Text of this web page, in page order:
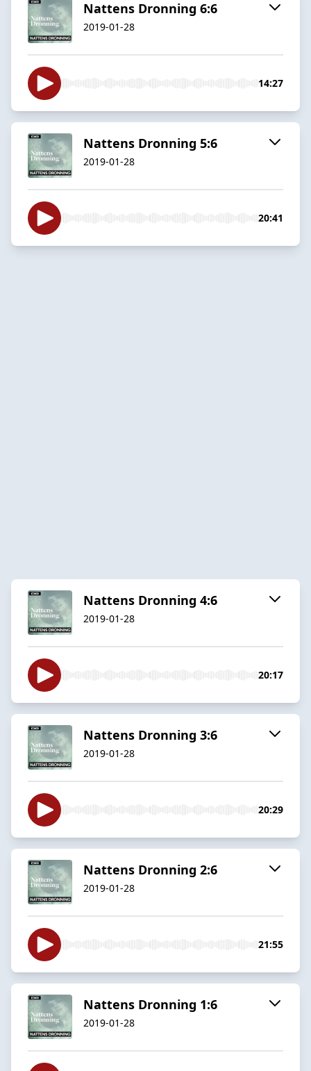
Nattens Dronning 6:6
2019-01-28
14:27
Nattens Dronning 5:6
2019-01-28
20:41
Nattens Dronning 4:6
2019-01-28
20:17
Nattens Dronning 3:6
2019-01-28
20:29
Nattens Dronning 2:6
2019-01-28
21:55
Nattens Dronning 1:6
2019-01-28